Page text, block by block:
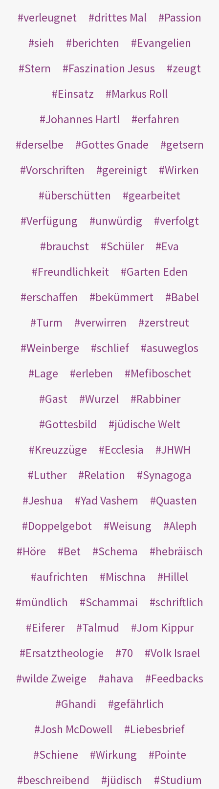
verleugnet
drittes Mal
Passion
sieh
berichten
Evangelien
Stern
Faszination Jesus
zeugt
Einsatz
Markus Roll
Johannes Hartl
erfahren
derselbe
Gottes Gnade
getsern
Vorschriften
gereinigt
Wirken
überschütten
gearbeitet
Verfügung
unwürdig
verfolgt
brauchst
Schüler
Eva
Freundlichkeit
Garten Eden
erschaffen
bekümmert
Babel
Turm
verwirren
zerstreut
Weinberge
schlief
asuweglos
Lage
erleben
Mefiboschet
Gast
Wurzel
Rabbiner
Gottesbild
jüdische Welt
Kreuzzüge
Ecclesia
JHWH
Luther
Relation
Synagoga
Jeshua
Yad Vashem
Quasten
Doppelgebot
Weisung
Aleph
Höre
Bet Schema
hebräisch
aufrichten
Mischna
Hillel
mündlich
Schammai
schriftlich
Eiferer
Talmud
Jom Kippur
Ersatztheologie
70
Volk Israel
wilde Zweige
ahava
Feedbacks
Ghandi
gefährlich
Josh McDowell
Liebesbrief
Schiene
Wirkung
Pointe
beschreibend
jüdisch Studium